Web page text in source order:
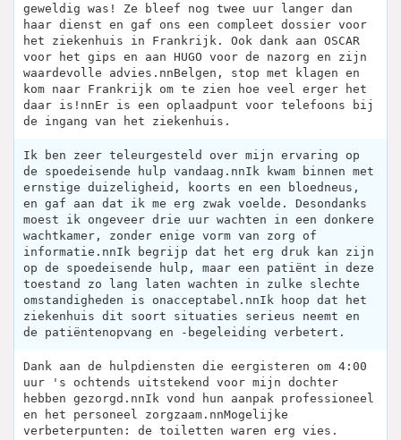
geweldig was! Ze bleef nog twee uur langer dan
haar dienst en gaf ons een compleet dossier voor
het ziekenhuis in Frankrijk. Ook dank aan OSCAR
voor het gips en aan HUGO voor de nazorg en zijn
waardevolle advies.nnBelgen, stop met klagen en
kom naar Frankrijk om te zien hoe veel erger het
daar is!nnEr is een oplaadpunt voor telefoons bij
de ingang van het ziekenhuis.
Ik ben zeer teleurgesteld over mijn ervaring op
de spoedeisende hulp vandaag.nnIk kwam binnen met
ernstige duizeligheid, koorts en een bloedneus,
en gaf aan dat ik me erg zwak voelde. Desondanks
moest ik ongeveer drie uur wachten in een donkere
wachtkamer, zonder enige vorm van zorg of
informatie.nnIk begrijp dat het erg druk kan zijn
op de spoedeisende hulp, maar een patiënt in deze
toestand zo lang laten wachten in zulke slechte
omstandigheden is onacceptabel.nnIk hoop dat het
ziekenhuis dit soort situaties serieus neemt en
de patiëntenopvang en -begeleiding verbetert.
Dank aan de hulpdiensten die eergisteren om 4:00
uur 's ochtends uitstekend voor mijn dochter
hebben gezorgd.nnIk vond hun aanpak professioneel
en het personeel zorgzaam.nnMogelijke
verbeterpunten: de toiletten waren erg vies.